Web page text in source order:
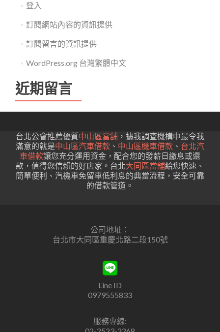
登入
訂閱網站內容的資訊提供
訂閱留言的資訊提供
WordPress.org 台灣繁體中文
近期留言
台北公會推薦優質中山區當舖 ，據我調查機構中最令我
滿意的就是中山區汽車借款 、 中山區機車借款 、 台北汽
車借款讓您充分運用資金，配合您的發薪日繳息或還
款，值得您信賴的好店家。台北大同區當舖給您快速、
簡單便利、汽機車免留車低利息的典當流程，安全可靠
的借款管道。
公司地址：
台北市大同區重慶北路二段150號
Line ID
0979555833
服務專線: